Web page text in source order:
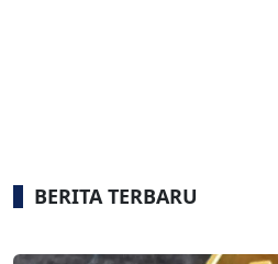
BERITA TERBARU